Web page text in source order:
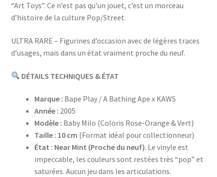
“Art Toys”. Ce n’est pas qu’un jouet, c’est un morceau
d’histoire de la culture Pop/Street.
ULTRA RARE – Figurines d’occasion avec de légères traces
d’usages, mais dans un état vraiment proche du neuf.
DÉTAILS TECHNIQUES & ÉTAT
Marque : Bape Play / A Bathing Ape x KAWS
Année : 2005
Modèle : Baby Milo (Coloris Rose-Orange & Vert)
Taille : 10 cm (Format idéal pour collectionneur)
État : Near Mint (Proche du neuf). Le vinyle est
impeccable, les couleurs sont restées très “pop” et
saturées. Aucun jeu dans les articulations.